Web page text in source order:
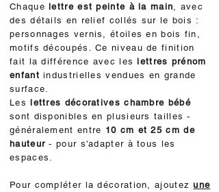
Chaque lettre est peinte à la main , avec
des détails en relief collés sur le bois :
personnages vernis, étoiles en bois fin,
motifs découpés. Ce niveau de finition
fait la différence avec les lettres prénom
enfant industrielles vendues en grande
surface.
Les lettres décoratives chambre bébé
sont disponibles en plusieurs tailles -
généralement entre 10 cm et 25 cm de
hauteur - pour s'adapter à tous les
espaces.
Pour compléter la décoration, ajoutezune